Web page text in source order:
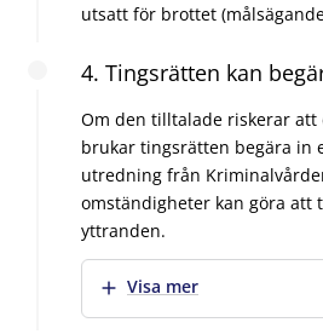
utsatt för brottet
4. Tingsrätten kan
Om den tilltalade riskerar
brukar tingsrätten begära in
utredning från
omständigheter kan göra att
yttranden.
Visa mer